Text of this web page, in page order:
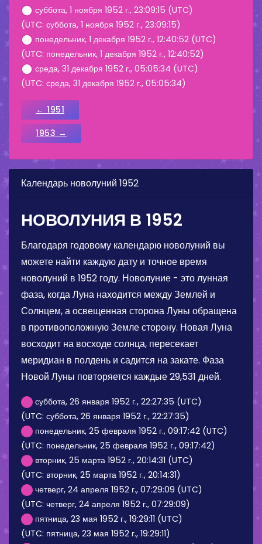
суббота, 1 ноября 1952 г., 23:09:15 (UTC)
(UTC: суббота, 1 ноября 1952 г., 23:09:15)
понедельник, 1 декабря 1952 г., 12:40:52 (UTC)
(UTC: понедельник, 1 декабря 1952 г., 12:40:52)
среда, 31 декабря 1952 г., 05:05:34 (UTC)
(UTC: среда, 31 декабря 1952 г., 05:05:34)
← 1951
1953 →
Календарь новолуний 1952
НОВОЛУНИЯ В 1952
Благодаря годовому календарю новолуний вы
можете найти каждую дату и точное время
новолуний в 1952 году. Новолуние - это лунная
фаза, когда Луна находится между Землей и
Солнцем, а освещенная сторона Луны обращена
в противоположную Земле сторону. Новая Луна
восходит на восходе солнца, пересекает
меридиан в полдень и садится на закате. Фаза
Новой Луны повторяется каждые 29,531 дней.
суббота, 26 января 1952 г., 22:27:35 (UTC)
(UTC: суббота, 26 января 1952 г., 22:27:35)
понедельник, 25 февраля 1952 г., 09:17:42 (UTC)
(UTC: понедельник, 25 февраля 1952 г., 09:17:42)
вторник, 25 марта 1952 г., 20:14:31 (UTC)
(UTC: вторник, 25 марта 1952 г., 20:14:31)
четверг, 24 апреля 1952 г., 07:29:09 (UTC)
(UTC: четверг, 24 апреля 1952 г., 07:29:09)
пятница, 23 мая 1952 г., 19:29:11 (UTC)
(UTC: пятница, 23 мая 1952 г., 19:29:11)